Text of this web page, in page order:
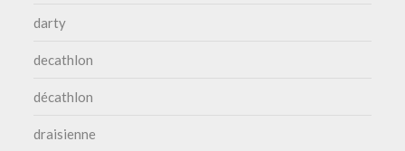
darty
decathlon
décathlon
draisienne